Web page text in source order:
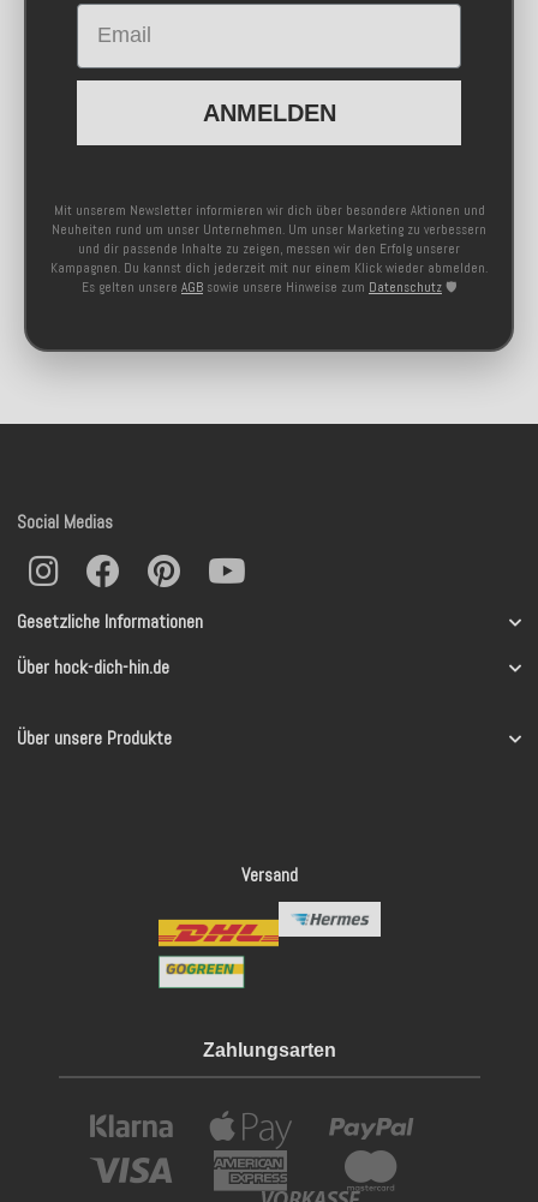
Email
ANMELDEN
Mit unserem Newsletter informieren wir dich über besondere Aktionen und
Neuheiten rund um unser Unternehmen. Um unser Marketing zu verbessern
und dir passende Inhalte zu zeigen, messen wir den Erfolg unserer
Kampagnen. Du kannst dich jederzeit mit nur einem Klick wieder abmelden.
Es gelten unsere AGB sowie unsere Hinweise zum Datenschutz 🛡️
Gesetzliche Informationen
Über hock-dich-hin.de
Über unsere Produkte
Social Medias
Versand
Zahlungsarten